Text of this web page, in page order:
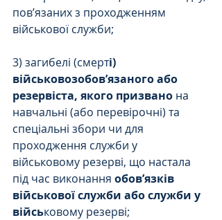
пов’язаних з проходженням
військової служби;
3) загибелі (смерті)
військовозобов’язаного або
резервіста, якого призвано на
навчальні (або перевірочні) та
спеціальні збори чи для
проходження служби у
військовому резерві, що настала
під час виконання обов’язків
військової служби або служби у
військовому резерві;